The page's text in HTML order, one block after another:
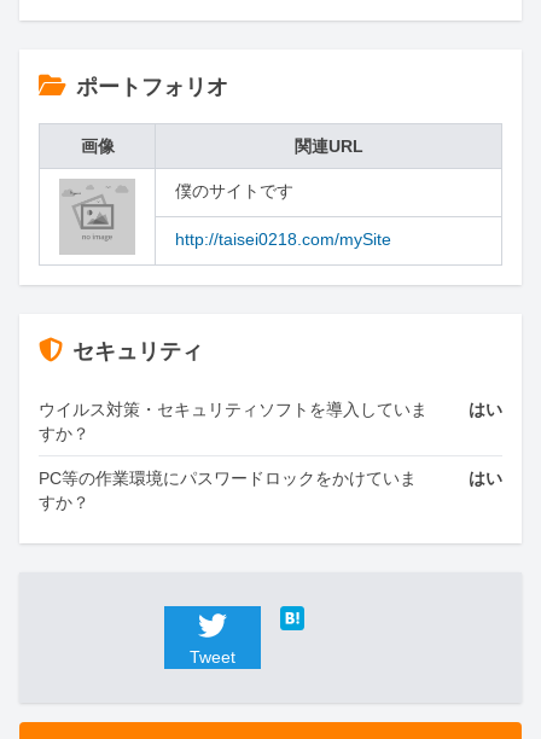
ポートフォリオ
画像 関連URL
僕のサイトです
http://taisei0218.com/mySite
セキュリティ
ウイルス対策・セキュリティソフトを導入していま
すか？
はい
PC等の作業環境にパスワードロックをかけていま
すか？
はい
Tweet